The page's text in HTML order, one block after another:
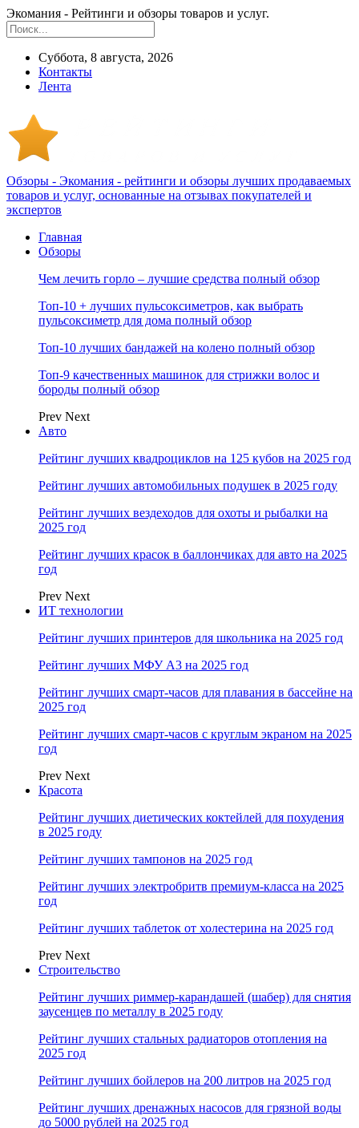
Экомания - Рейтинги и обзоры товаров и услуг.
Суббота, 8 августа, 2026
Контакты
Лента
Обзоры - Экомания - рейтинги и обзоры лучших продаваемых
товаров и услуг, основанные на отзывах покупателей и
экспертов
Главная
Обзоры
Чем лечить горло – лучшие средства полный обзор
Топ-10 + лучших пульсоксиметров, как выбрать
пульсоксиметр для дома полный обзор
Топ-10 лучших бандажей на колено полный обзор
Топ-9 качественных машинок для стрижки волос и
бороды полный обзор
Prev Next
Авто
Рейтинг лучших квадроциклов на 125 кубов на 2025 год
Рейтинг лучших автомобильных подушек в 2025 году
Рейтинг лучших вездеходов для охоты и рыбалки на
2025 год
Рейтинг лучших красок в баллончиках для авто на 2025
год
Prev Next
ИТ технологии
Рейтинг лучших принтеров для школьника на 2025 год
Рейтинг лучших МФУ А3 на 2025 год
Рейтинг лучших смарт-часов для плавания в бассейне на
2025 год
Рейтинг лучших смарт-часов с круглым экраном на 2025
год
Prev Next
Красота
Рейтинг лучших диетических коктейлей для похудения
в 2025 году
Рейтинг лучших тампонов на 2025 год
Рейтинг лучших электробритв премиум-класса на 2025
год
Рейтинг лучших таблеток от холестерина на 2025 год
Prev Next
Строительство
Рейтинг лучших риммер-карандашей (шабер) для снятия
заусенцев по металлу в 2025 году
Рейтинг лучших стальных радиаторов отопления на
2025 год
Рейтинг лучших бойлеров на 200 литров на 2025 год
Рейтинг лучших дренажных насосов для грязной воды
до 5000 рублей на 2025 год